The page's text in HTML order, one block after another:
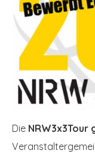
Die NRW3x3Tour